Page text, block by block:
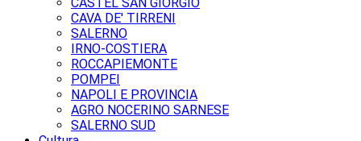
CAVA DE' TIRRENI
SALERNO
IRNO-COSTIERA
ROCCAPIEMONTE
POMPEI
NAPOLI E PROVINCIA
AGRO NOCERINO SARNESE
SALERNO SUD